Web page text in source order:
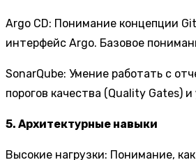
Argo CD: Понимание концепции
интерфейс Argo. Базовое
SonarQube: Умение работать с
порогов качества (Quality Gates)
5. Архитектурные навыки
Высокие нагрузки: Понимание,